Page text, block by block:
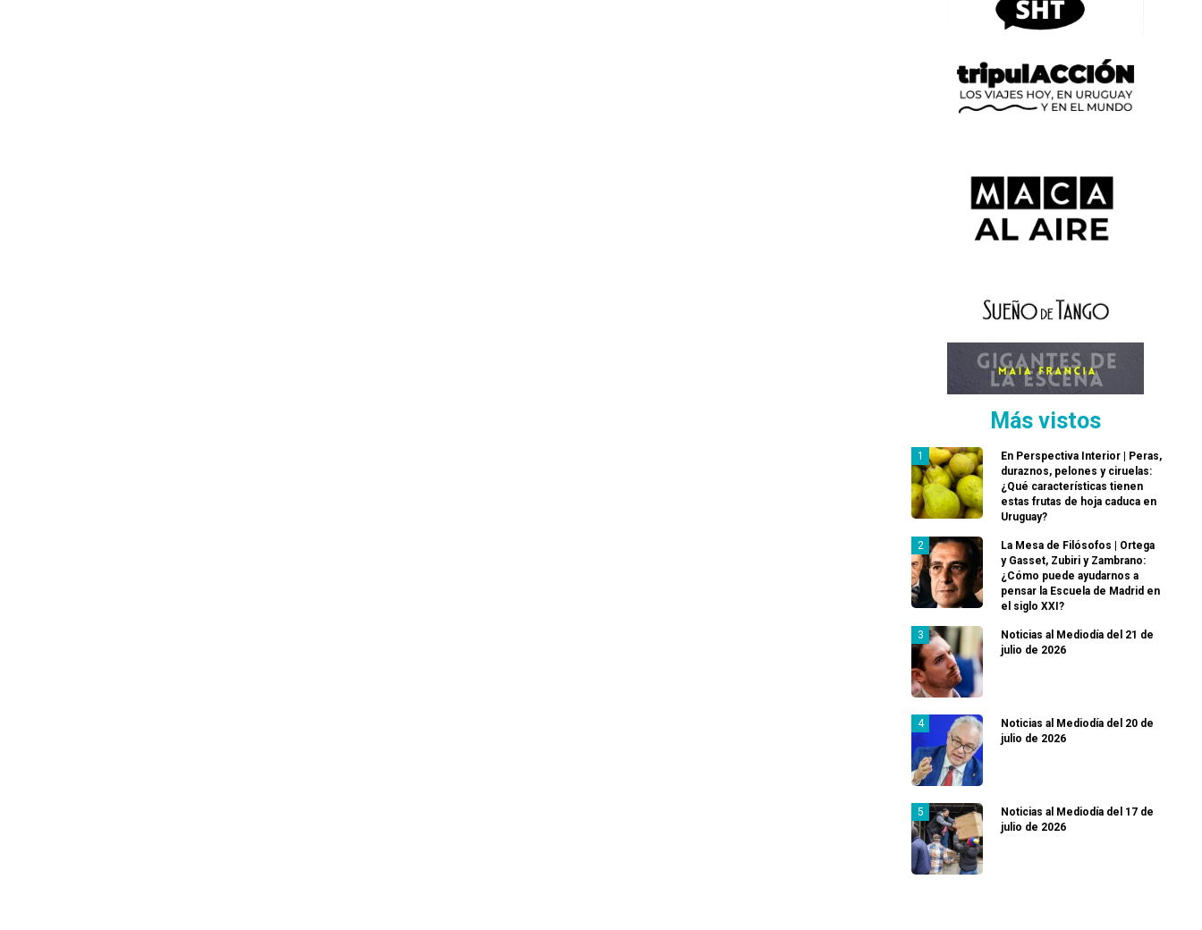
Más vistos
En Perspectiva Interior | Peras,
duraznos, pelones y ciruelas:
¿Qué características tienen
estas frutas de hoja caduca en
Uruguay?
La Mesa de Filósofos | Ortega
y Gasset, Zubiri y Zambrano:
¿Cómo puede ayudarnos a
pensar la Escuela de Madrid en
el siglo XXI?
Noticias al Mediodía del 21 de
julio de 2026
Noticias al Mediodía del 20 de
julio de 2026
Noticias al Mediodía del 17 de
julio de 2026